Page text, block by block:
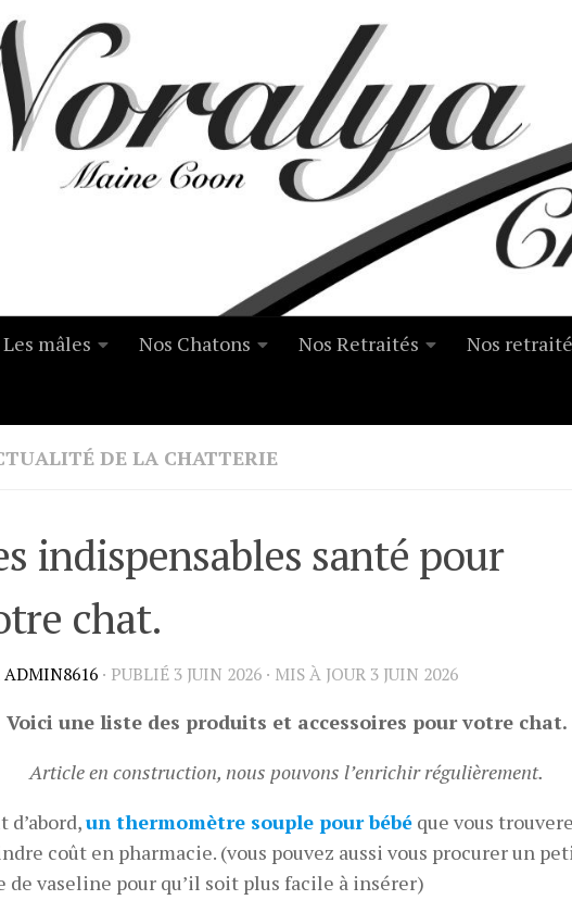
Les mâles Nos Chatons Nos Retraités Nos
DE LA CHATTERIE
indispensables santé pour
chat.
ADMIN8616 · PUBLIÉ 3 JUIN 2026· MIS À JOUR 3 JUIN 2026
Voici une liste des produits et accessoires pour votre chat.
Article en construction, nous pouvons l’enrichir régulièrement.
d’abord,un thermomètre souple pour bébéque vous
coût en pharmacie. (vous pouvez aussi vous procurer un
de vaseline pour qu’il soit plus facile à insérer)